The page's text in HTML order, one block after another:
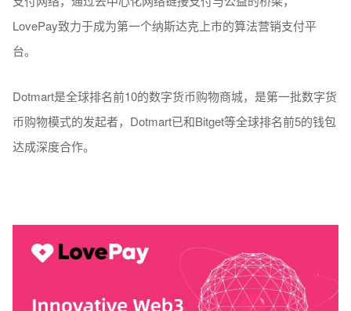
LovePay致力于成为第一个纳斯达克上市的算法营销支付平
台。
Dotmart是全球排名前10的数字货币购物商城，是第一批数字货
币购物模式的发起者，Dotmart已和Bitget等全球排名前5的钱包
达成深度合作。